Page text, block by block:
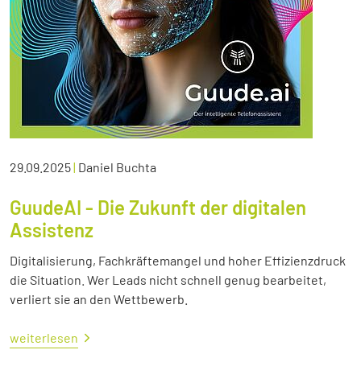
29.09.2025| Daniel Buchta
GuudeAI - Die Zukunft der digitalen
Assistenz
Digitalisierung, Fachkräftemangel und hoher Effizienzdruck
die Situation. Wer Leads nicht schnell genug bearbeitet,
verliert sie an den Wettbewerb.
weiterlesen